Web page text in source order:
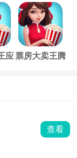
版
应 票房大卖王腾
查看